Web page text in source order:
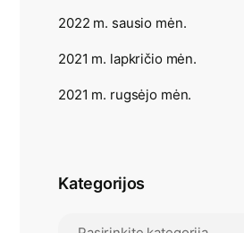
2022 m. sausio mėn.
2021 m. lapkričio mėn.
2021 m. rugsėjo mėn.
Kategorijos